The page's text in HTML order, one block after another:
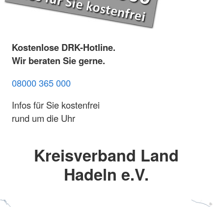
Kostenlose DRK-Hotline.
Wir beraten Sie gerne.
08000 365 000
Infos für Sie kostenfrei
rund um die Uhr
Kreisverband Land
Hadeln e.V.